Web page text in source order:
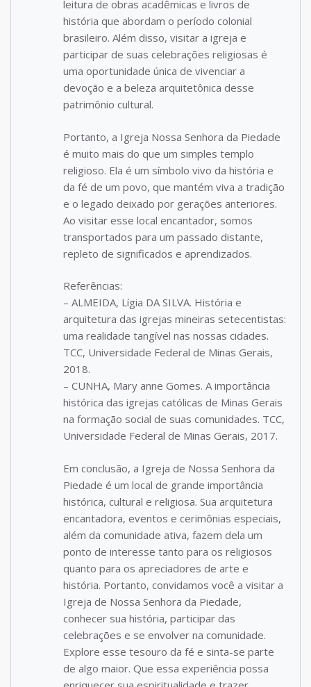
leitura de obras acadêmicas e livros de
história que abordam o período colonial
brasileiro. Além disso, visitar a igreja e
participar de suas celebrações religiosas é
uma oportunidade única de vivenciar a
devoção e a beleza arquitetônica desse
patrimônio cultural.
Portanto, a Igreja Nossa Senhora da Piedade
é muito mais do que um simples templo
religioso. Ela é um símbolo vivo da história e
da fé de um povo, que mantém viva a tradição
e o legado deixado por gerações anteriores.
Ao visitar esse local encantador, somos
transportados para um passado distante,
repleto de significados e aprendizados.
Referências:
– ALMEIDA, Lígia DA SILVA. História e
arquitetura das igrejas mineiras setecentistas:
uma realidade tangível nas nossas cidades.
TCC, Universidade Federal de Minas Gerais,
2018.
– CUNHA, Mary anne Gomes. A importância
histórica das igrejas católicas de Minas Gerais
na formação social de suas comunidades. TCC,
Universidade Federal de Minas Gerais, 2017.
Em conclusão, a Igreja de Nossa Senhora da
Piedade é um local de grande importância
histórica, cultural e religiosa. Sua arquitetura
encantadora, eventos e cerimônias especiais,
além da comunidade ativa, fazem dela um
ponto de interesse tanto para os religiosos
quanto para os apreciadores de arte e
história. Portanto, convidamos você a visitar a
Igreja de Nossa Senhora da Piedade,
conhecer sua história, participar das
celebrações e se envolver na comunidade.
Explore esse tesouro da fé e sinta-se parte
de algo maior. Que essa experiência possa